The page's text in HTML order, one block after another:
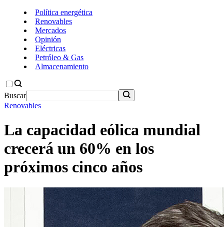
Política energética
Renovables
Mercados
Opinión
Eléctricas
Petróleo & Gas
Almacenamiento
Buscar
Renovables
La capacidad eólica mundial
crecerá un 60% en los
próximos cinco años